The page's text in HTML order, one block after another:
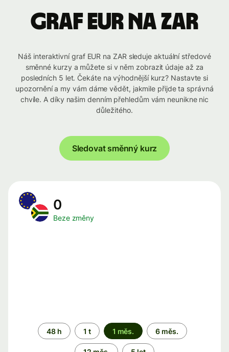
graf EUR na ZAR
Náš interaktivní graf EUR na ZAR sleduje aktuální středové
směnné kurzy a můžete si v něm zobrazit údaje až za
posledních 5 let. Čekáte na výhodnější kurz? Nastavte si
upozornění a my vám dáme vědět, jakmile přijde ta správná
chvíle. A díky našim denním přehledům vám neunikne nic
důležitého.
Sledovat směnný kurz
0
Beze změny
Časové
období
48 h 1 t 1 měs. 6 měs.